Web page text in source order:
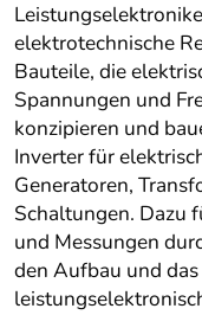
elektrotechnische
Bauteile, die
Spannungen und
konzipieren und
Inverter für
Generatoren,
Schaltungen. Dazu
und Messungen
den Aufbau und